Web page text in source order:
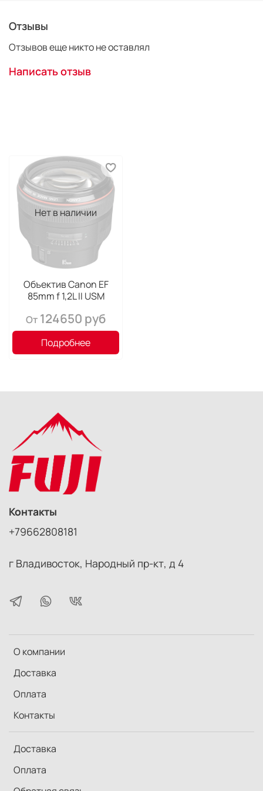
с поляризационным фильтром через стекло:
Отзывы
Отзывов еще никто не оставлял
Написать отзыв
Нет в наличии
Объектив Canon EF
85mm f 1,2L II USM
От 124650 руб
Подробнее
О компании
Доставка
Оплата
Контакты
Доставка
Оплата
Контакты
+79662808181
г Владивосток, Народный пр-кт, д 4